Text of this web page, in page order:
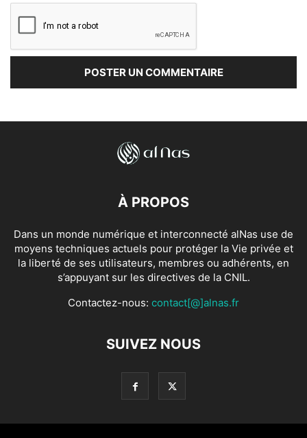
À PROPOS
Dans un monde numérique et interconnecté alNas use de
moyens techniques actuels pour protéger la Vie privée et
la liberté de ses utilisateurs, membres ou adhérents, en
s’appuyant sur les directives de la CNIL.
Contactez-nous: contact[@]alnas.fr
SUIVEZ NOUS